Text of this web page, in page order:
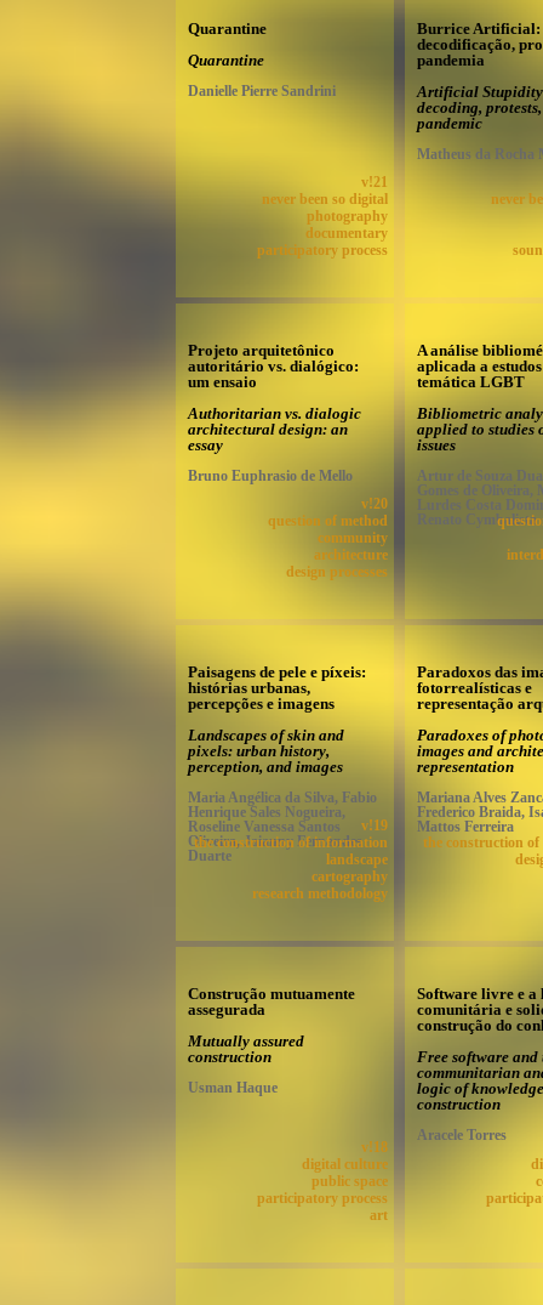
Quarantine
Quarantine
Danielle Pierre Sandrini
v!21
never been so digital
photography
documentary
participatory process
Burrice Artificial:
decodificação,
pandemia
Artificial
decoding,
pandemic
Matheus da Rocha
never
Projeto arquitetônico
autoritário vs. dialógico:
um ensaio
Authoritarian vs. dialogic
architectural design: an
essay
Bruno Euphrasio de Mello
v!20
question of method
community
architecture
design processes
A análise
aplicada a
temática LGBT
Bibliometric
applied to studies
issues
Artur de Souza
Gomes de Oliveira,
Lurdes Costa
Renato Cymbalista
Paisagens de pele e píxeis:
histórias urbanas,
percepções e imagens
Landscapes of skin and
pixels: urban history,
perception, and images
Maria Angélica da Silva, Fabio
Henrique Sales Nogueira,
Roseline Vanessa Santos
Oliveira, Jaianny Fernandes
Duarte
v!19
the construction of information
landscape
cartography
research methodology
Paradoxos das
fotorrealísticas e
representação
Paradoxes of
images and
representation
Mariana Alves
Frederico Braida,
Mattos Ferreira
the construction
Construção mutuamente
assegurada
Mutually assured
construction
Usman Haque
v!18
digital culture
public space
participatory process
art
Software livre e a
comunitária e
construção do
Free software and
communitarian
logic of knowledge
construction
Aracele Torres